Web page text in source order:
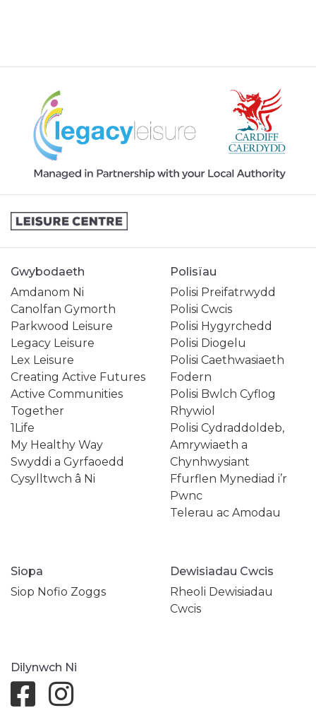
Gwybodaeth
Amdanom Ni
Canolfan Gymorth
Parkwood Leisure
Legacy Leisure
Lex Leisure
Creating Active Futures
Active Communities
Together
1Life
My Healthy Way
Swyddi a Gyrfaoedd
Cysylltwch â Ni
Polisïau
Polisi Preifatrwydd
Polisi Cwcis
Polisi Hygyrchedd
Polisi Diogelu
Polisi Caethwasiaeth
Fodern
Polisi Bwlch Cyflog
Rhywiol
Polisi Cydraddoldeb,
Amrywiaeth a
Chynhwysiant
Ffurflen Mynediad i’r
Pwnc
Telerau ac Amodau
Siopa
Siop Nofio Zoggs
Dewisiadau Cwcis
Rheoli Dewisiadau
Cwcis
Dilynwch Ni